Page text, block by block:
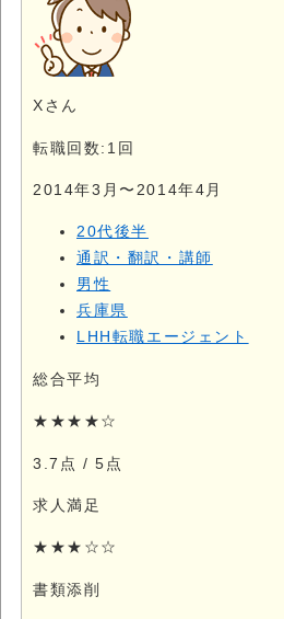
Xさん
転職回数:1回
2014年3月〜2014年4月
20代後半
通訳・翻訳・講師
男性
兵庫県
LHH転職エージェント
総合平均
★★★★☆
3.7点 / 5点
求人満足
★★★☆☆
書類添削